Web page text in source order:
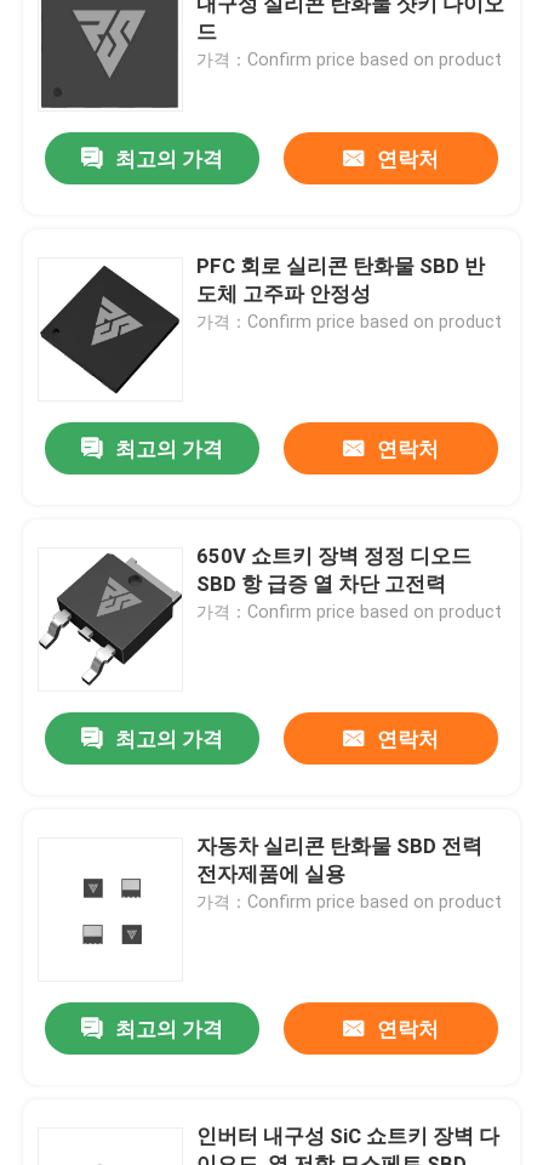
집
우리 에 관한 것
공장 투어
품질 관리
뉴스
인용 을 요청 하십시오
실리콘 카바이드 MOSFET
드
가격：Confirm price based on product
최고의 가격 연락처
PFC 회로 실리콘 탄화물 SBD 반
도체 고주파 안정성
가격：Confirm price based on product
최고의 가격 연락처
650V 쇼트키 장벽 정정 디오드
SBD 항 급증 열 차단 고전력
가격：Confirm price based on product
최고의 가격 연락처
자동차 실리콘 탄화물 SBD 전력
전자제품에 실용
가격：Confirm price based on product
최고의 가격 연락처
인버터 내구성 SiC 쇼트키 장벽 다